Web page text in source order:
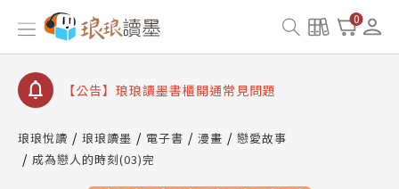
0
【公告】琅琅讀墨數位閱讀資產合併與書櫃開通申請
【公告】琅琅讀墨書櫃開通常見問題
【公告】琅琅讀墨 3 分鐘完成書櫃開通與資產合併申
請圖文教學
查詢
【公告】琅琅讀墨數位閱讀資產合併與書櫃開通申請
琅琅悅讀 琅琅讀墨 電子書 漫畫
戀愛故事
成為戀人的時刻(03)完